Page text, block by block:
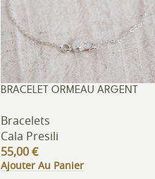
BRACELET ORMEAU ARGENT
Bracelets
Cala Presili
55,00€
Ajouter Au Panier